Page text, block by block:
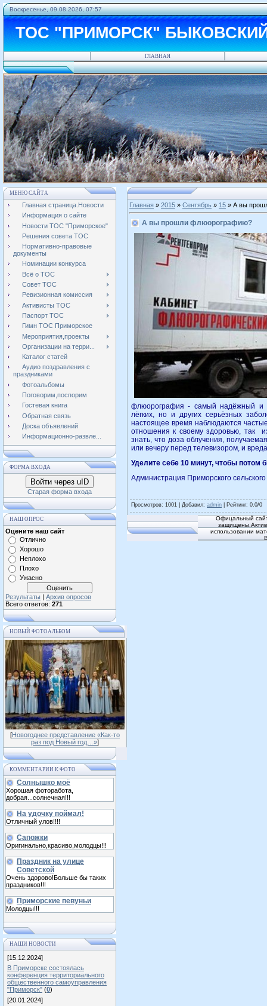
Воскресенье, 09.08.2026, 07:57
ТОС "ПРИМОРСК"
ГЛАВНАЯ
МЕНЮ САЙТА
Главная страница.Новости
Информация о сайте
Новости ТОС "Приморское"
Решения совета ТОС
Нормативно-правовые
документы
Номинации конкурса
Всё о ТОС
Совет ТОС
Ревизионная комиссия
Активисты ТОС
Паспорт ТОС
Гимн ТОС Приморское
Мероприятия,проекты
Организации на терри...
Каталог статей
Аудио поздравления с
праздниками
Фотоальбомы
Поговорим,поспорим
Гостевая книга
Обратная связь
Доска объявлений
Информационно-развле...
ФОРМА ВХОДА
Войти через uID
Старая форма входа
НАШ ОПРОС
Оцените наш сайт
Отлично
Хорошо
Неплохо
Плохо
Ужасно
Результаты | Архив опросов
Всего ответов: 271
НОВЫЙ ФОТОАЛЬБОМ
[Новогоднее представление «Как-то
раз под Новый год…»]
КОММЕНТАРИИ К ФОТО
Солнышко моё
Хорошая фоторабота,
добрая...солнечная!!!
На удочку поймал!
Отличный улов!!!!
Сапожки
Оригинально,красиво,молодцы!!!
Праздник на улице
Советской
Очень здорово!Больше бы таких
праздников!!!
Приморские певуньи
Молодцы!!!
НАШИ НОВОСТИ
[15.12.2024]
В Приморске состоялась
конференция территориального
общественного самоуправления
"Приморск" (0)
[20.01.2024]
Главная » 2015 » Сентябрь » 15 » А вы
А вы прошли флюорографию?
флюорография - самый надёжный и
лёгких, но и других серьёзных
настоящее время наблюдаются
отношения к своему здоровью, так
знать, что доза облучения,
или вечеру перед телевизором, и
Уделите себе 10 минут, чтобы потом
Администрация Приморского
Просмотров: 1001 | Добавил: admin Рейтинг: 0.0/0
Офицальный
использовании